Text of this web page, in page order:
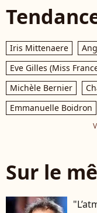
Iris Mittenaere
Eve Gilles (Miss
Michèle Bernier
Emmanuelle Boidron
Sur le